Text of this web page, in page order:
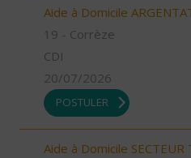
Aide à Domicile
19 - Corrèze
CDI
20/07/2026
POSTULER
Aide à Domicile SECTEUR